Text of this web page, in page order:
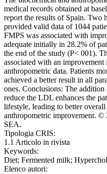
medical records obtained at
report the results of Spain. Two
provided valid data of 1044
FMPS was associated with
adequate initially in 28.2% of
the end of the study (P< 001).
associated with an
anthropometric data. Patients
achieved a better result in all
ones. Conclusions: The
reduce the LDL enhances the
lifestyle, leading to better
anthropometric improvement. ©
SEA.
Tipologia CRIS:
1.1 Articolo in rivista
Keywords:
Diet; Fermented milk;
Elenco autori: